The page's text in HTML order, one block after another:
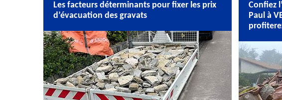
Les facteurs déterminants pour fixer les prix
d’évacuation des gravats
Confiez
Paul à